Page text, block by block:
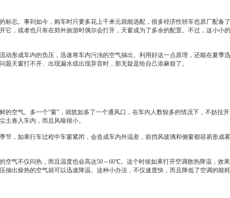
标志。事到如今，购车时只要多花上千来元就能选配，很多经济性轿车也原厂配备了
它，或者也只有在郊外旅游时偶尔会打开， 天窗成为了多余的配置。不过，这小小的
动形成车内的负压，迅速将车内污浊的空气抽出。利用好这一点原理，还能在夏季
题天窗打不开、出现漏水或出现异音时，那无疑是给自己添麻烦了。
的空气。多一个“窗”，就犹如多了一个通风口，在车内人数较多的情况下，不妨拉开
土卷入车内，而且风噪很小。
节，如果行车过程中车窗紧闭，会造成车内外温差，前挡风玻璃和侧窗都容易形成
气不仅闷热，而且温度也会高达50～60℃。这个时候如果打开空调散热降温，效
抽出燥热的空气就可以迅速降温。这种小办法，不仅速度快，而且降低了 空调的能耗